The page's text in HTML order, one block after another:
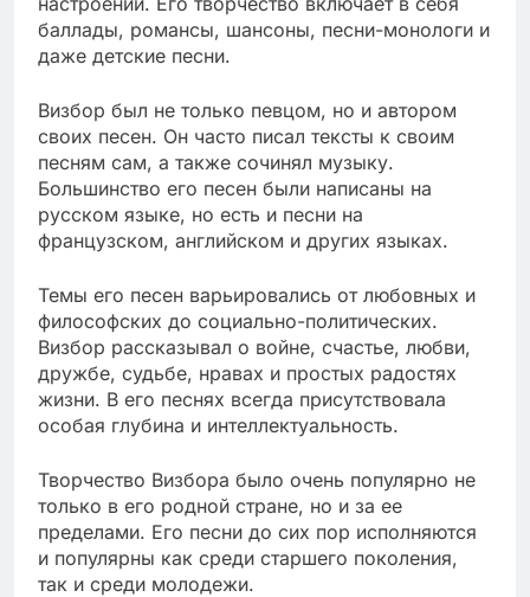
баллады, романсы, шансоны, песни-монологи и
даже детские песни.
Визбор был не только певцом, но и автором
своих песен. Он часто писал тексты к своим
песням сам, а также сочинял музыку.
Большинство его песен были написаны на
русском языке, но есть и песни на
французском, английском и других языках.
Темы его песен варьировались от любовных и
философских до социально-политических.
Визбор рассказывал о войне, счастье, любви,
дружбе, судьбе, нравах и простых радостях
жизни. В его песнях всегда присутствовала
особая глубина и интеллектуальность.
Творчество Визбора было очень популярно не
только в его родной стране, но и за ее
пределами. Его песни до сих пор исполняются
и популярны как среди старшего поколения,
так и среди молодежи.